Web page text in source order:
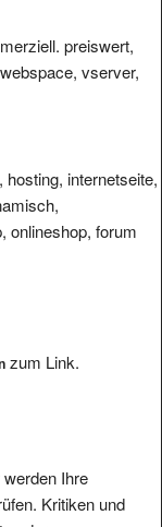
preiswert,
vserver,
internetseite,
onlineshop, forum
zum Link.
Ihre
Kritiken und